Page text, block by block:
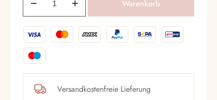
2210
Ver.Piombo
Menge
Warenkorb
Versandkostenfreie Lieferung